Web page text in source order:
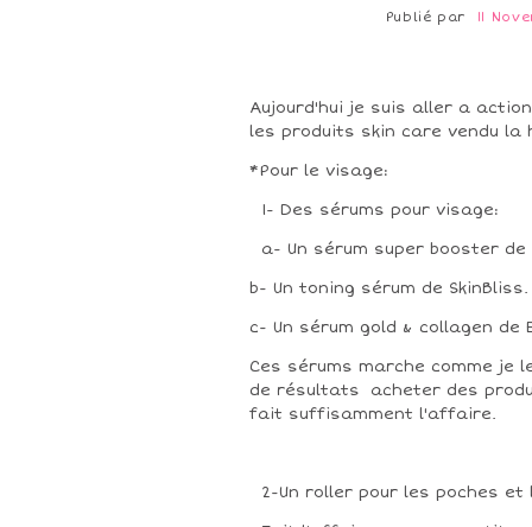
Publié par 11
Aujourd'hui je suis aller a
les produits skin care vendu la
*Pour le visage:
1- Des sérums pour visage:
a- Un sérum super booster de
b- Un toning sérum de SkinBliss.
c- Un sérum gold & collagen de
Ces sérums marche comme je
de résultats acheter des
fait suffisamment l'affaire.
2-Un roller pour les poches et